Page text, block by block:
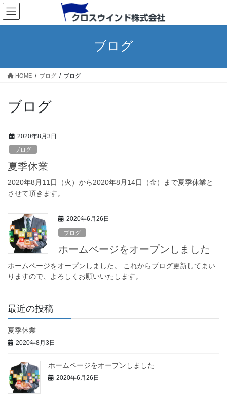
コ
ン
テ
ス
ナ
ビ
ゲ
ン
ブログ
HOME ブログ ブログ
ブログ
2020年8月3日
ブログ
夏季休業
2020年8月11日（火）から2020年8月14日（金）まで夏季休業と
させて頂きます。
2020年6月26日
ブログ
ホームページをオープンしました
ホームページをオープンしました。 これからブログ更新してまい
りますので、よろしくお願いいたします。
最近の投稿
夏季休業
2020年8月3日
ホームページをオープンしました
2020年6月26日